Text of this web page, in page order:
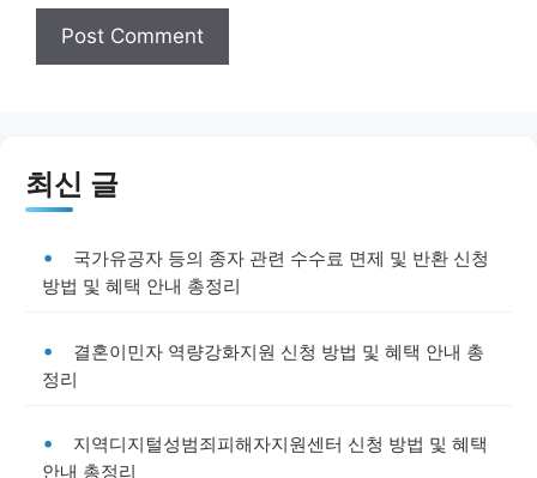
최신 글
국가유공자 등의 종자 관련 수수료 면제 및 반환 신청
방법 및 혜택 안내 총정리
결혼이민자 역량강화지원 신청 방법 및 혜택 안내 총
정리
지역디지털성범죄피해자지원센터 신청 방법 및 혜택
안내 총정리